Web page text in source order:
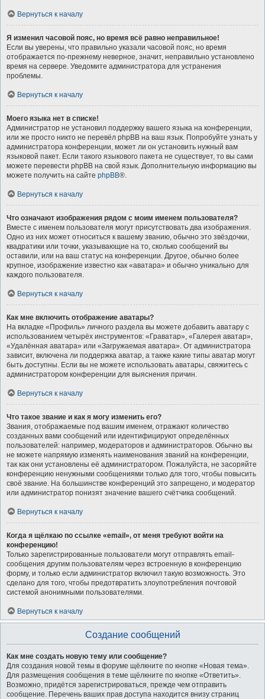
Вернуться к началу
Я изменил часовой пояс, но время всё равно неправильное!
Если вы уверены, что правильно указали часовой пояс, но время
отображается по-прежнему неверное, значит, неправильно установлено
время на сервере. Уведомите администратора для устранения
проблемы.
Вернуться к началу
Моего языка нет в списке!
Администратор не установил поддержку вашего языка на конференции,
или же просто никто не перевёл phpBB на ваш язык. Попробуйте узнать у
администратора конференции, может ли он установить нужный вам
языковой пакет. Если такого языкового пакета не существует, то вы сами
можете перевести phpBB на свой язык. Дополнительную информацию вы
можете получить на сайте phpBB®.
Вернуться к началу
Что означают изображения рядом с моим именем пользователя?
Вместе с именем пользователя могут присутствовать два изображения.
Одно из них может относиться к вашему званию, обычно это звёздочки,
квадратики или точки, указывающие на то, сколько сообщений вы
оставили, или на ваш статус на конференции. Другое, обычно более
крупное, изображение известно как «аватара» и обычно уникально для
каждого пользователя.
Вернуться к началу
Как мне включить отображение аватары?
На вкладке «Профиль» личного раздела вы можете добавить аватару с
использованием четырёх инструментов: «Граватар», «Галерея аватар»,
«Удалённая аватара» или «Загружаемая аватара». От администратора
зависит, включена ли поддержка аватар, а также какие типы аватар могут
быть доступны. Если вы не можете использовать аватары, свяжитесь с
администратором конференции для выяснения причин.
Вернуться к началу
Что такое звание и как я могу изменить его?
Звания, отображаемые под вашим именем, отражают количество
созданных вами сообщений или идентифицируют определённых
пользователей: например, модераторов и администраторов. Обычно вы
не можете напрямую изменять наименования званий на конференции,
так как они установлены её администратором. Пожалуйста, не засоряйте
конференцию ненужными сообщениями только для того, чтобы повысить
своё звание. На большинстве конференций это запрещено, и модератор
или администратор понизят значение вашего счётчика сообщений.
Вернуться к началу
Когда я щёлкаю по ссылке «email», от меня требуют войти на
конференцию!
Только зарегистрированные пользователи могут отправлять email-
сообщения другим пользователям через встроенную в конференцию
форму, и только если администратор включил такую возможность. Это
сделано для того, чтобы предотвратить злоупотребления почтовой
системой анонимными пользователями.
Вернуться к началу
Создание сообщений
Как мне создать новую тему или сообщение?
Для создания новой темы в форуме щёлкните по кнопке «Новая тема».
Для размещения сообщения в теме щёлкните по кнопке «Ответить».
Возможно, придётся зарегистрироваться, прежде чем отправить
сообщение. Перечень ваших прав доступа находится внизу страниц